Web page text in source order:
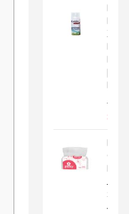
Hoa
Xịt
|
RT300
Khăn
Giấy
Lụa
Silk
400|